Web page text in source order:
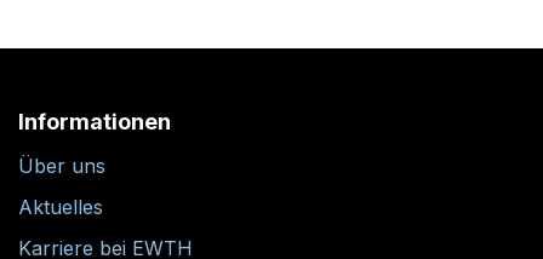
Informationen
Über uns
Aktuelles
Karriere bei EWTH